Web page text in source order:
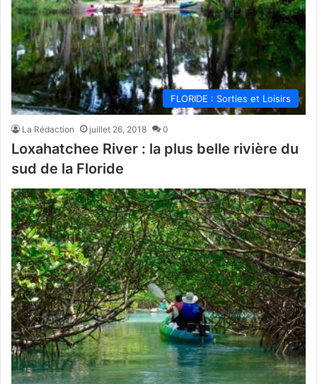
FLORIDE : Sorties et Loisirs
La Rédaction juillet 26, 2018 0
Loxahatchee River : la plus belle rivière du
sud de la Floride